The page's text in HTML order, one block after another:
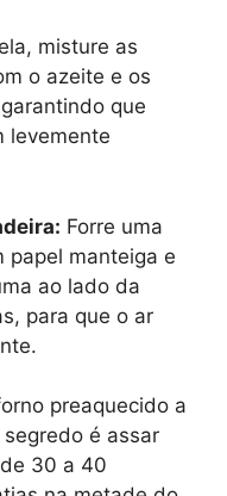
misture as
o azeite e os
que
levemente
Forre uma
papel manteiga e
ao lado da
para que o ar
preaquecido a
é assar
30 a 40